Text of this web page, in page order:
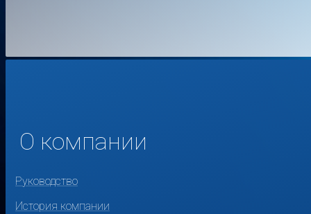
О компании
Руководство
История компании